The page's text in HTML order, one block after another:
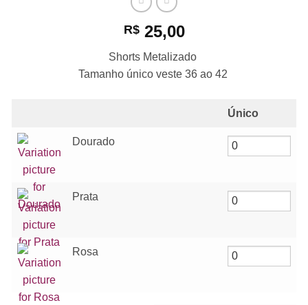
R$25,00
Shorts Metalizado
Tamanho único veste 36 ao 42
Único
Dourado
Prata
Rosa